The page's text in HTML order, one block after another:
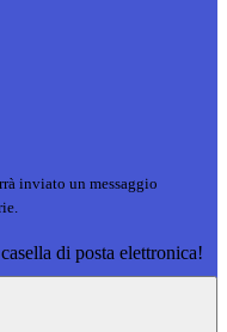
inviato un messaggio
di posta elettronica!